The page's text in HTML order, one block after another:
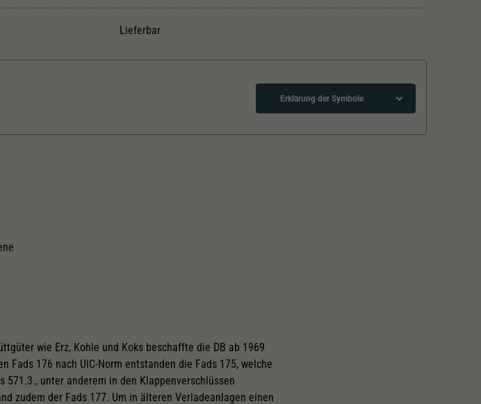
Lieferbar
Erklärung der Symbole
wie Erz, Kohle und Koks beschaffte die DB ab 1969
Fads 176 nach UIC-Norm entstanden die Fads 175, welche
unter anderem in den Klappenverschlüssen
zudem der Fads 177. Um in älteren Verladeanlagen einen
falls der Webseiten-Betreiber dies